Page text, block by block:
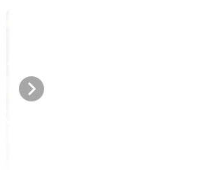
Next